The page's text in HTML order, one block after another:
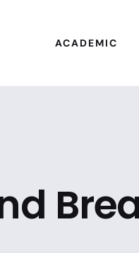
ACADEMIC